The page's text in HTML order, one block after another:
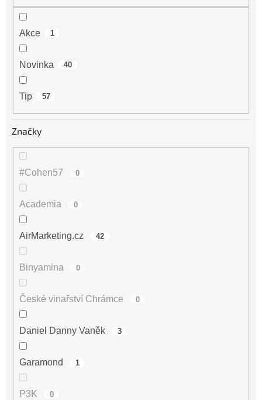
Akce 1
Novinka 40
Tip 57
Značky
#Cohen57 0
Academia 0
AirMarketing.cz 42
Binyamina 0
České vinařství Chrámce 0
Daniel Danny Vaněk 3
Garamond 1
P3K 0